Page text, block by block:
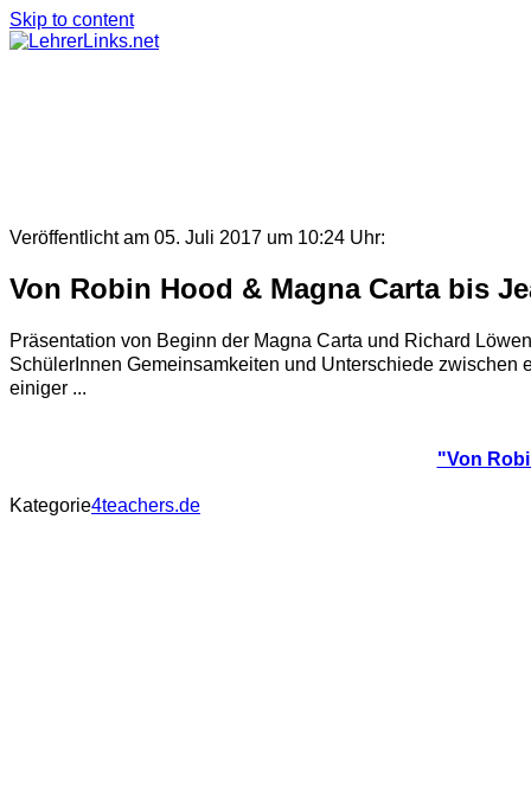
Skip to content
Veröffentlicht am 05. Juli 2017 um 10:24 Uhr:
Von Robin Hood & Magna Carta bis
Präsentation von Beginn der Magna Carta und Richard
SchülerInnen Gemeinsamkeiten und Unterschiede
einiger ...
"Von
Kategorie4teachers.de